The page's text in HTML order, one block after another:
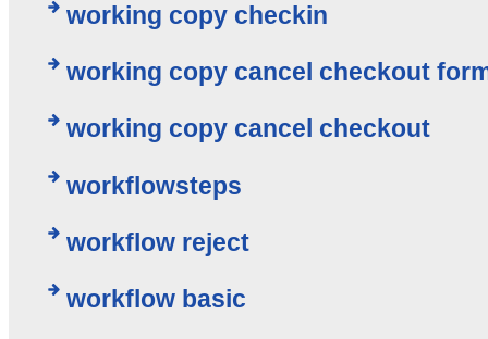
working copy checkin
working copy cancel checkout
working copy cancel checkout
workflowsteps
workflow reject
workflow basic